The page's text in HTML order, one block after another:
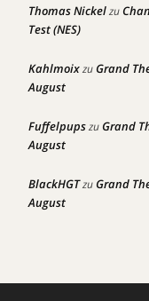
Thomas Nickelzu
Test (NES)
KahlmoixzuGrand
August
FuffelpupszuGrand
August
BlackHGTzuGrand
August